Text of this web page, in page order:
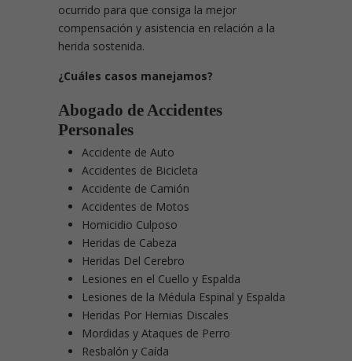
ocurrido para que consiga la mejor
compensación y asistencia en relación a la
herida sostenida.
¿Cuáles casos manejamos?
Abogado de Accidentes
Personales
Accidente de Auto
Accidentes de Bicicleta
Accidente de Camión
Accidentes de Motos
Homicidio Culposo
Heridas de Cabeza
Heridas Del Cerebro
Lesiones en el Cuello y Espalda
Lesiones de la Médula Espinal y Espalda
Heridas Por Hernias Discales
Mordidas y Ataques de Perro
Resbalón y Caída